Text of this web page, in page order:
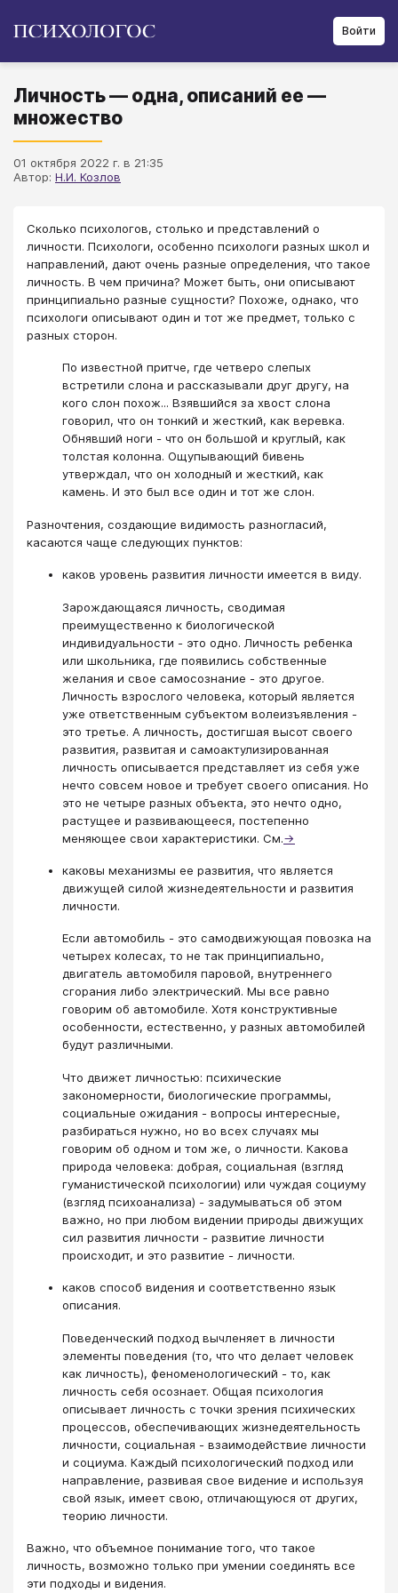
Войти
Личность — одна, описаний ее —
множество
01 октября 2022 г. в 21:35
Автор: Н.И. Козлов
Сколько психологов, столько и представлений о
личности. Психологи, особенно психологи разных школ и
направлений, дают очень разные определения, что такое
личность. В чем причина? Может быть, они описывают
принципиально разные сущности? Похоже, однако, что
психологи описывают один и тот же предмет, только с
разных сторон.
По известной притче, где четверо слепых
встретили слона и рассказывали друг другу, на
кого слон похож... Взявшийся за хвост слона
говорил, что он тонкий и жесткий, как веревка.
Обнявший ноги - что он большой и круглый, как
толстая колонна. Ощупывающий бивень
утверждал, что он холодный и жесткий, как
камень. И это был все один и тот же слон.
Разночтения, создающие видимость разногласий,
касаются чаще следующих пунктов:
каков уровень развития личности имеется в виду.
Зарождающаяся личность, сводимая
преимущественно к биологической
индивидуальности - это одно. Личность ребенка
или школьника, где появились собственные
желания и свое самосознание - это другое.
Личность взрослого человека, который является
уже ответственным субъектом волеизъявления -
это третье. А личность, достигшая высот своего
развития, развитая и самоактулизированная
личность описывается представляет из себя уже
нечто совсем новое и требует своего описания. Но
это не четыре разных объекта, это нечто одно,
растущее и развивающееся, постепенно
меняющее свои характеристики. См.→
каковы механизмы ее развития, что является
движущей силой жизнедеятельности и развития
личности.
Если автомобиль - это самодвижующая повозка на
четырех колесах, то не так принципиально,
двигатель автомобиля паровой, внутреннего
сгорания либо электрический. Мы все равно
говорим об автомобиле. Хотя конструктивные
особенности, естественно, у разных автомобилей
будут различными.
Что движет личностью: психические
закономерности, биологические программы,
социальные ожидания - вопросы интересные,
разбираться нужно, но во всех случаях мы
говорим об одном и том же, о личности. Какова
природа человека: добрая, социальная (взгляд
гуманистической психологии) или чуждая социуму
(взгляд психоанализа) - задумываться об этом
важно, но при любом видении природы движущих
сил развития личности - развитие личности
происходит, и это развитие - личности.
каков способ видения и соответственно язык
описания.
Поведенческий подход вычленяет в личности
элементы поведения (то, что что делает человек
как личность), феноменологический - то, как
личность себя осознает. Общая психология
описывает личность с точки зрения психических
процессов, обеспечивающих жизнедеятельность
личности, социальная - взаимодействие личности
и социума. Каждый психологический подход или
направление, развивая свое видение и используя
свой язык, имеет свою, отличающуюся от других,
теорию личности.
Важно, что объемное понимание того, что такое
личность, возможно только при умении соединять все
эти подходы и видения.